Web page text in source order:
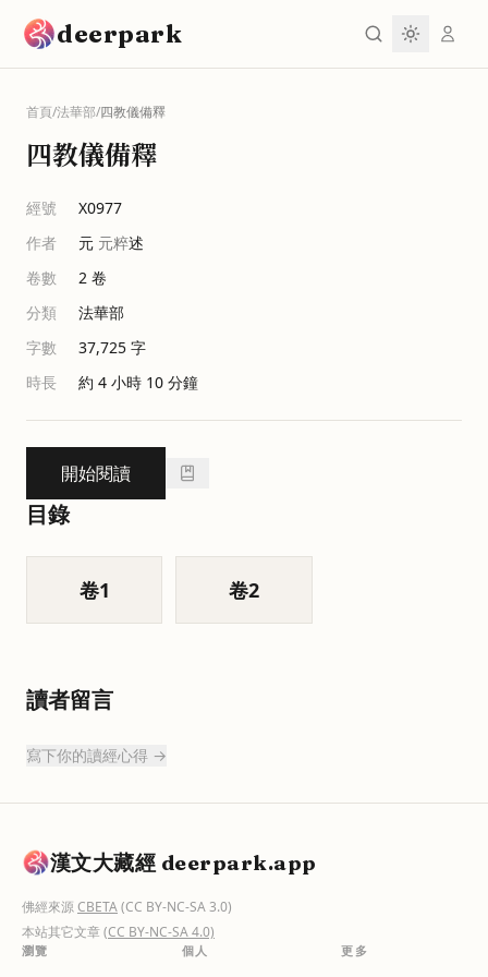
deerpark
首頁/法華部/四教儀備釋
四教儀備釋
經號
X0977
作者
元 元粹述
卷數
2 卷
分類
法華部
字數
37,725 字
時長
約 4 小時 10 分鐘
開始閱讀
目錄
卷1 卷2
讀者留言
寫下你的讀經心得 →
漢文大藏經 deerpark.app
佛經來源CBETA(CC BY-NC-SA 3.0)
本站其它文章(CC BY-NC-SA 4.0)
瀏覽 個人 更多